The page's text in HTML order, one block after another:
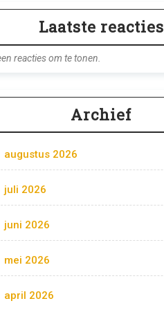
Laatste reacties
reacties om te tonen.
Archief
augustus 2026
juli 2026
juni 2026
mei 2026
april 2026